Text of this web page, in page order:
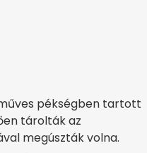
pékségben tartott
tárolták az
megúszták volna.